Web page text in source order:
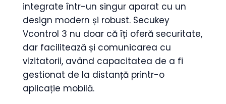
integrate într-un singur aparat cu un
design modern și robust. Secukey
Vcontrol 3 nu doar că îți oferă securitate,
dar facilitează și comunicarea cu
vizitatorii, având capacitatea de a fi
gestionat de la distanță printr-o
aplicație mobilă.